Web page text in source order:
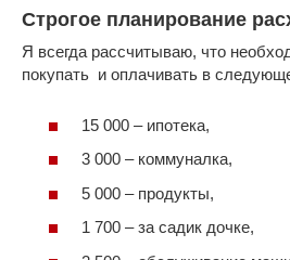
Строгое планирование
Я всегда рассчитываю, что
покупать и оплачивать в
15 000 – ипотека,
3 000 – коммуналка,
5 000 – продукты,
1 700 – за садик дочке,